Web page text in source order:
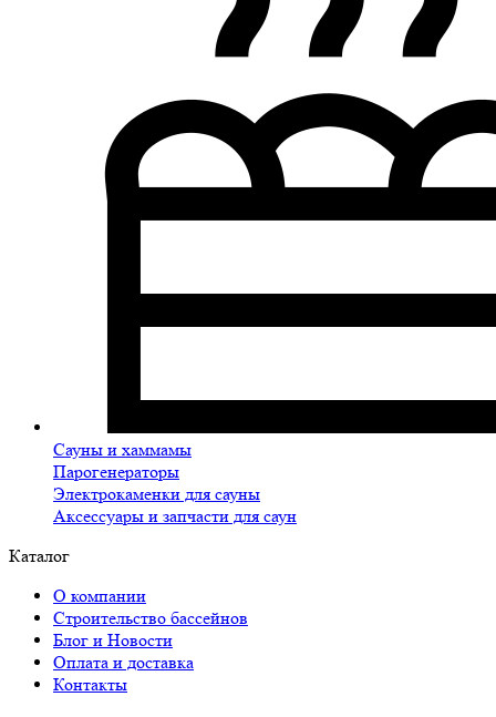
Сауны и хаммамы
Парогенераторы
Электрокаменки для сауны
Аксессуары и запчасти для саун
Каталог
О компании
Строительство бассейнов
Блог и Новости
Оплата и доставка
Контакты